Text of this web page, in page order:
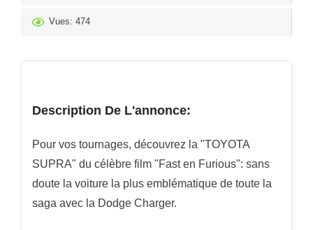
Vues: 474
Description De L'annonce:
Pour vos tournages, découvrez la "TOYOTA
SUPRA" du célèbre film "Fast en Furious": sans
doute la voiture la plus emblématique de toute la
saga avec la Dodge Charger.